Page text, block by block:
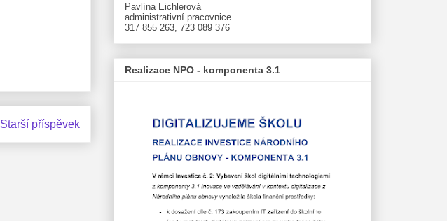
Starší příspěvek
Pavlína Eichlerová
administrativní pracovnice
317 855 263, 723 089 376
Realizace NPO - komponenta 3.1